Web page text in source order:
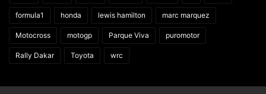
formula1 honda lewis hamilton marc marquez
Motocross motogp Parque Viva puromotor
Rally Dakar Toyota wrc